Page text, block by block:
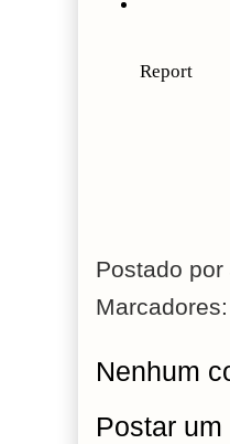
Postado por
Marcadores:
Nenhum
Postar